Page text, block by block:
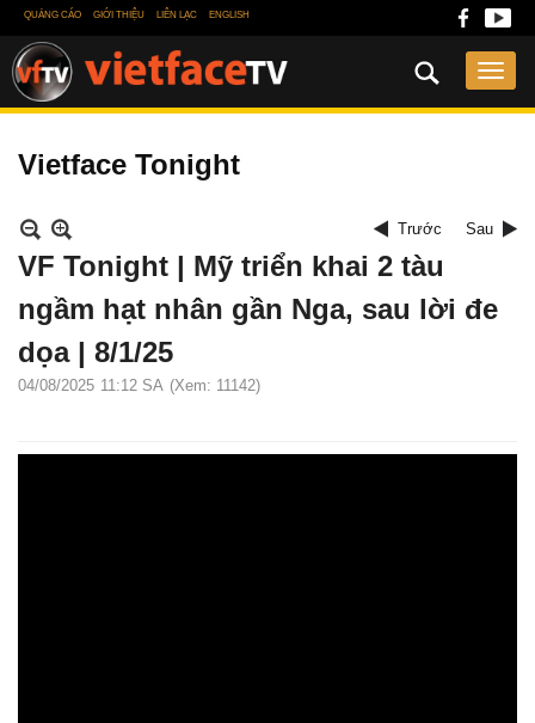
QUẢNG CÁO GIỚI THIỆU LIÊN LẠC ENGLISH
Vietface Tonight
Trước Sau
VF Tonight | Mỹ triển khai 2 tàu
ngầm hạt nhân gần Nga, sau lời đe
dọa | 8/1/25
04/08/2025 11:12 SA (Xem: 11142)